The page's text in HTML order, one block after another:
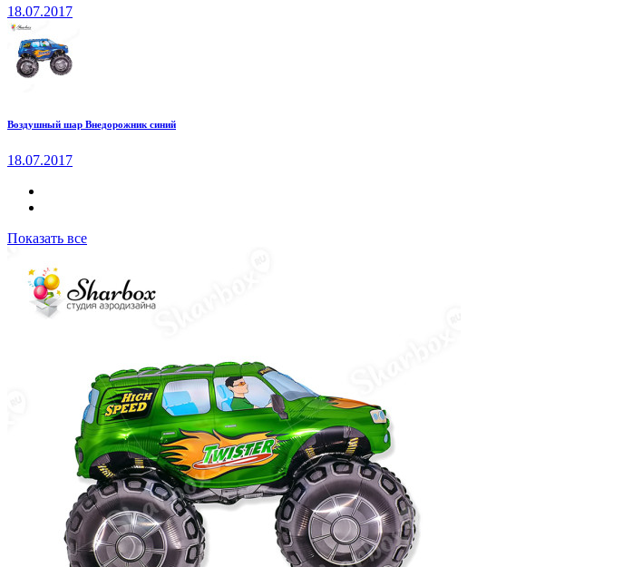
18.07.2017
Воздушный шар Внедорожник синий
18.07.2017
Показать все